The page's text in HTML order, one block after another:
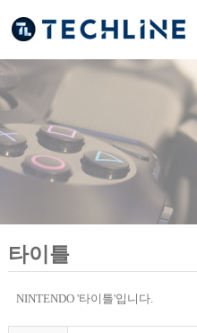
타이틀
NINTENDO '타이틀'입니다.